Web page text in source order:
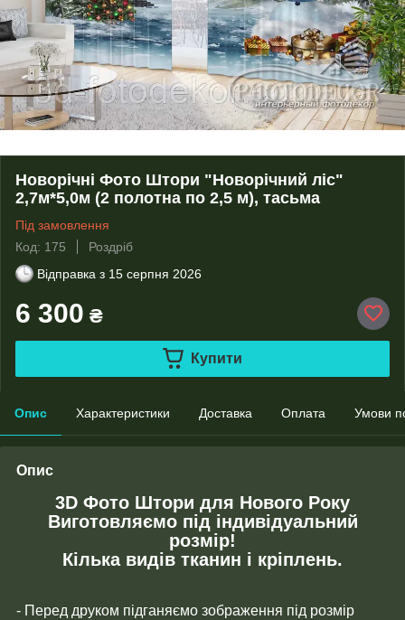
Новорічні Фото Штори "Новорічний ліс"
2,7м*5,0м (2 полотна по 2,5 м), тасьма
Під замовлення
Код: 175
Роздріб
Відправка з 15 серпня 2026
6 300 ₴
Купити
Опис Характеристики Доставка Оплата Умови
Опис
3D Фото Штори для Нового Року
Виготовляємо під індивідуальний
розмір!
Кілька видів тканин і кріплень.
- Перед друком підганяємо зображення під розмір